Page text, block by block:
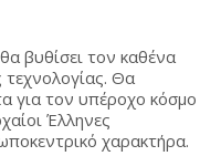
βυθίσει τον καθένα
τεχνολογίας. Θα
για τον υπέροχο κόσμο
Έλληνες
χαρακτήρα.